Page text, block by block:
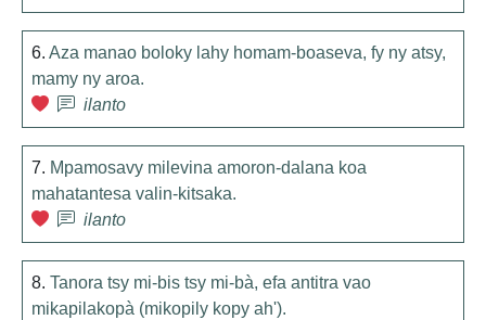
6. Aza manao boloky lahy homam-boaseva, fy ny atsy,
mamy ny aroa.
ilanto
7. Mpamosavy milevina amoron-dalana koa
mahatantesa valin-kitsaka.
ilanto
8. Tanora tsy mi-bis tsy mi-bà, efa antitra vao
mikapilakopà (mikopily kopy ah').